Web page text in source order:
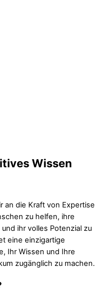
Wissen
an die Kraft von Expertise
zu helfen, ihre
ihr volles Potenzial zu
eine einzigartige
Ihr Wissen und Ihre
zugänglich zu machen.